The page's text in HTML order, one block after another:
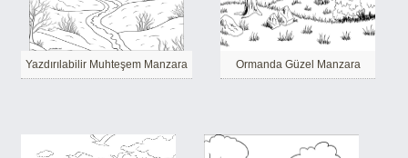
Yazdırılabilir Muhteşem Manzara Ormanda Güzel Manzara